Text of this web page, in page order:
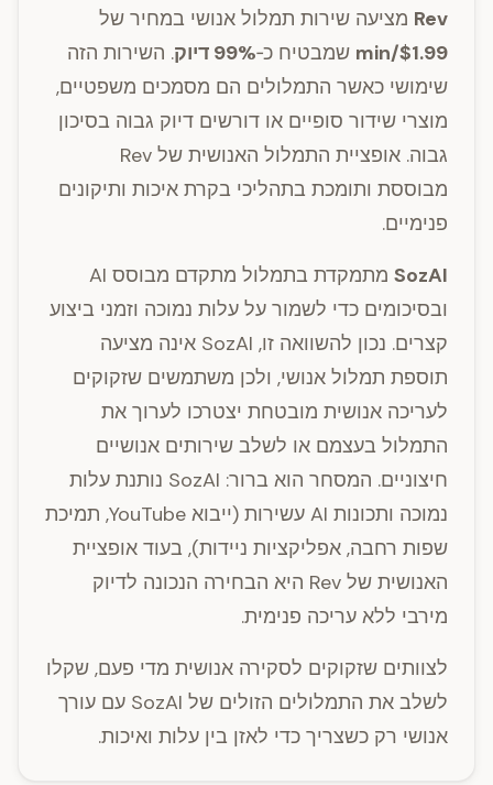
Rev מציעה שירות תמלול אנושי במחיר של
$1.99/min
שמבטיח כ‑99% דיוק
. השירות הזה
שימושי כאשר התמלולים הם מסמכים משפטיים,
מוצרי שידור סופיים או דורשים דיוק גבוה בסיכון
גבוה. אופציית התמלול האנושית של Rev
מבוססת ותומכת בתהליכי בקרת איכות ותיקונים
פנימיים.
SozAI
מתמקדת בתמלול מתקדם מבוסס AI
ובסיכומים כדי לשמור על עלות נמוכה וזמני ביצוע
קצרים. נכון להשוואה זו, SozAI אינה מציעה
תוספת תמלול אנושי, ולכן משתמשים שזקוקים
לעריכה אנושית מובטחת יצטרכו לערוך את
התמלול בעצמם או לשלב שירותים אנושיים
חיצוניים. המסחר הוא ברור: SozAI נותנת עלות
נמוכה ותכונות AI עשירות (ייבוא YouTube, תמיכת
שפות רחבה, אפליקציות ניידות), בעוד אופציית
האנושית של Rev היא הבחירה הנכונה לדיוק
מירבי ללא עריכה פנימית.
לצוותים שזקוקים לסקירה אנושית מדי פעם, שקלו
לשלב את התמלולים הזולים של SozAI עם עורך
אנושי רק כשצריך כדי לאזן בין עלות ואיכות.